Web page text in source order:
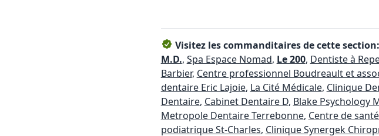
Visitez les commanditaires de cette section:
M.D., Spa Espace Nomad, Le 200, Dentiste à
Barbier, Centre professionnel Boudreault et
dentaire Eric Lajoie, La Cité Médicale, Clinique
Dentaire, Cabinet Dentaire D, Blake Psychology
Metropole Dentaire Terrebonne, Centre de
podiatrique St-Charles, Clinique Synergek